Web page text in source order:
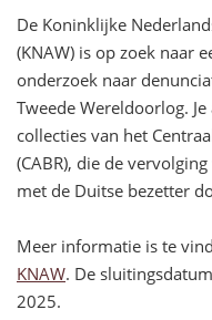
De Koninklijke
(KNAW) is op zoek naar
onderzoek naar
Tweede Wereldoorlog.
collecties van het
(CABR), die de
met de Duitse bezetter
Meer informatie is te
KNAW. De
2025.